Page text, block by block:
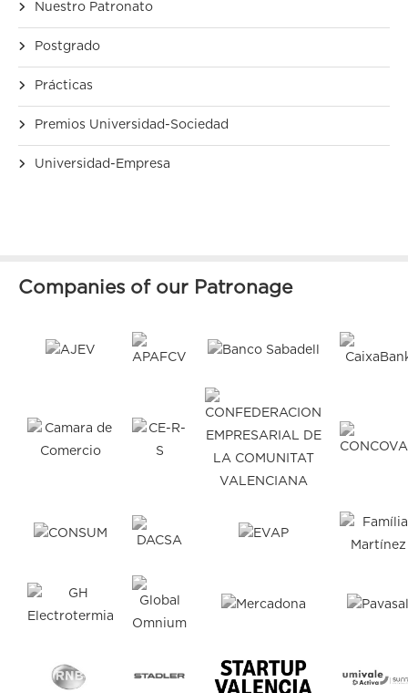
Nuestro Patronato
Postgrado
Prácticas
Premios Universidad-Sociedad
Universidad-Empresa
Companies of our Patronage